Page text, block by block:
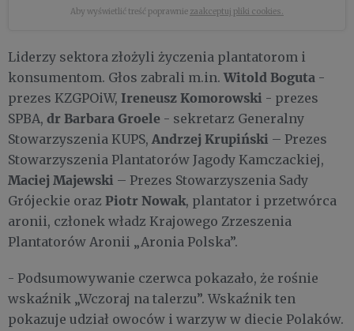
Aby wyświetlić treść poprawnie zaakceptuj pliki cookies.
Liderzy sektora złożyli życzenia plantatorom i
konsumentom. Głos zabrali m.in.Witold Boguta -
prezes KZGPOiW, Ireneusz Komorowski - prezes
SPBA, dr Barbara Groele - sekretarz Generalny
Stowarzyszenia KUPS,Andrzej Krupiński – Prezes
Stowarzyszenia Plantatorów Jagody Kamczackiej,
Maciej Majewski – Prezes Stowarzyszenia Sady
Grójeckie oraz Piotr Nowak, plantator i przetwórca
aronii, członek władz Krajowego Zrzeszenia
Plantatorów Aronii „Aronia Polska”.
- Podsumowywanie czerwca pokazało, że rośnie
wskaźnik „Wczoraj na talerzu”. Wskaźnik ten
pokazuje udział owoców i warzyw w diecie Polaków.